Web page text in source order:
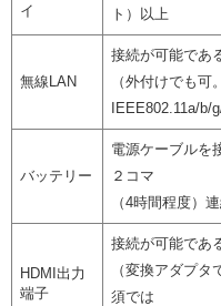
イ
ト）以上
無線LAN
接続が可能であ
（外付けでも可
IEEE802.11a/b/
バッテリー
電源ケーブルを
２コマ
（4時間程度）
HDMI出力
端子
接続が可能であ
（変換アダプ
須では